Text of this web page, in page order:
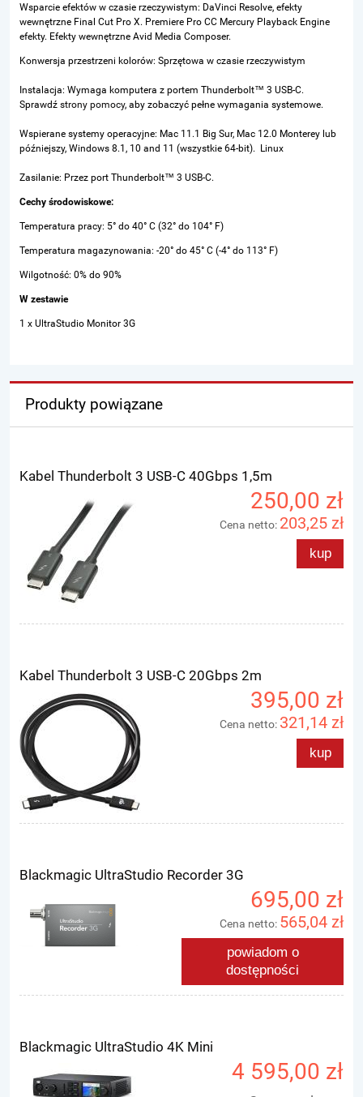
Wsparcie efektów w czasie rzeczywistym: DaVinci Resolve, efekty
wewnętrzne Final Cut Pro X. Premiere Pro CC Mercury Playback Engine
efekty. Efekty wewnętrzne Avid Media Composer.
Konwersja przestrzeni kolorów: Sprzętowa w czasie rzeczywistym
Instalacja: Wymaga komputera z portem Thunderbolt™ 3 USB-C.
Sprawdź strony pomocy, aby zobaczyć pełne wymagania systemowe.
Wspierane systemy operacyjne: Mac 11.1 Big Sur, Mac 12.0 Monterey lub
późniejszy, Windows 8.1, 10 and 11 (wszystkie 64-bit). Linux
Zasilanie: Przez port Thunderbolt™ 3 USB-C.
Cechy środowiskowe:
Temperatura pracy: 5° do 40° C (32° do 104° F)
Temperatura magazynowania: -20° do 45° C (-4° do 113° F)
Wilgotność: 0% do 90%
W zestawie
1 x UltraStudio Monitor 3G
Produkty powiązane
Kabel Thunderbolt 3 USB-C 40Gbps 1,5m
250,00 zł
Cena netto: 203,25 zł
kup
Kabel Thunderbolt 3 USB-C 20Gbps 2m
395,00 zł
Cena netto: 321,14 zł
kup
Blackmagic UltraStudio Recorder 3G
695,00 zł
Cena netto: 565,04 zł
powiadom o
dostępności
Blackmagic UltraStudio 4K Mini
4 595,00 zł